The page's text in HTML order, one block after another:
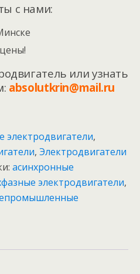
с нами:
или узнать
absolutkrin@mail.ru
электродвигатели,
, Электродвигатели
асинхронные
электродвигатели,